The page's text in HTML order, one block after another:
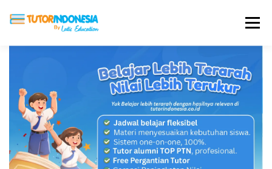
Menu
ABOUT US JADI PENGAJAR
BIAYA LES TESTIMONI PROFIL ALUMNI
BLOG DAFTAR SEKOLAH